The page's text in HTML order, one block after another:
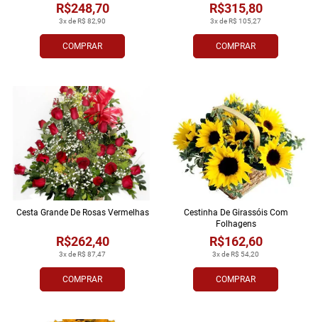
COMPRAR
3x de R$ 82,90
R$248,70
COMPRAR
3x de R$ 105,27
R$315,80
COMPRAR
3x de R$ 87,47
R$262,40
Cesta Grande De Rosas Vermelhas
COMPRAR
3x de R$ 54,20
R$162,60
Cestinha De Girassóis Com
Folhagens